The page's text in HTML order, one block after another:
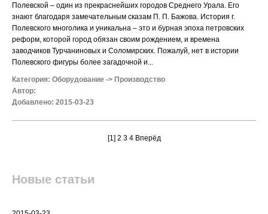
Полевской – один из прекраснейших городов Среднего Урала. Его
знают благодаря замечательным сказам П. П. Бажова. История г.
Полевского многолика и уникальна – это и бурная эпоха петровских
реформ, которой город обязан своим рождением, и времена
заводчиков Турчаниновых и Соломирских. Пожалуй, нет в истории
Полевского фигуры более загадочной и...
Категория: Оборудование -> Производство
Автор:
Добавлено: 2015-03-23
[1] 2 3 4 Вперёд
Новые статьи